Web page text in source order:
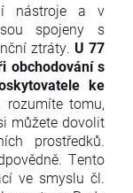
nástroje a v
spojeny s
ztráty. U 77
obchodování s
ke
tomu,
můžete dovolit
prostředků.
Tento
ve smyslu čl.